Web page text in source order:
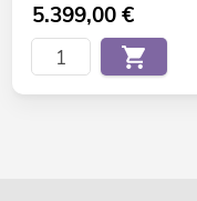
5.399,00€